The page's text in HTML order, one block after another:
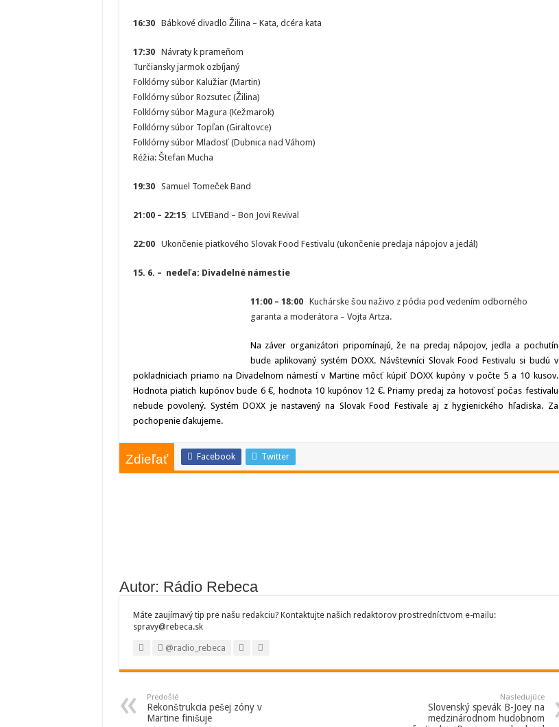
16:30Bábkové divadlo Žilina – Kata, dcéra kata
17:30Návraty k prameňom
Turčiansky jarmok ozbíjaný
Folklórny súbor Kalužiar (Martin)
Folklórny súbor Rozsutec (Žilina)
Folklórny súbor Magura (Kežmarok)
Folklórny súbor Topľan (Giraltovce)
Folklórny súbor Mladosť (Dubnica nad Váhom)
Réžia: Štefan Mucha
19:30Samuel Tomeček Band
21:00 – 22:15LIVEBand – Bon Jovi Revival
22:00Ukončenie piatkového Slovak Food Festivalu (ukončenie predaja nápojov a jedál)
15. 6. – nedeľa: Divadelné námestie
11:00 – 18:00Kuchárske šou naživo z pódia pod vedením odborného
garanta a moderátora – Vojta Artza.
Na záver organizátori pripomínajú, že na predaj nápojov, jedla a pochutín
bude aplikovaný systém DOXX. Návštevníci Slovak Food Festivalu si budú v
pokladniciach priamo na Divadelnom námestí v Martine môcť kúpiť DOXX kupóny v počte 5 a 10 kusov.
Hodnota piatich kupónov bude 6 €, hodnota 10 kupónov 12 €. Priamy predaj za hotovosť počas festivalu
nebude povolený. Systém DOXX je nastavený na Slovak Food Festivale aj z hygienického hľadiska. Za
pochopenie ďakujeme.
Zdieľať Facebook Twitter
Autor: Rádio Rebeca
Máte zaujímavý tip pre našu redakciu? Kontaktujte našich redaktorov prostredníctvom e-mailu:
spravy@rebeca.sk
@radio_rebeca
Predošlé
Rekonštrukcia pešej zóny v
Martine finišuje
Nasledujúce
Slovenský spevák B-Joey na
medzinárodnom hudobnom